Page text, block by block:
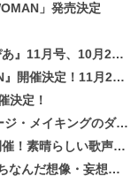
」発売決定
10月22日（月）発売！
日にパシフィコ横浜にて実施
決定！
ダイジェスト映像が公開！
声に癒される贅沢な時間
妄想企画がスタート！